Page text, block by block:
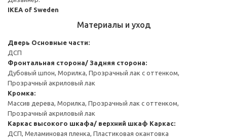
IKEA of Sweden
Материалы и уход
Дверь Основные части:
ДСП
Фронтальная сторона/ Задняя сторона:
Дубовый шпон, Морилка, Прозрачный лак с оттенком,
Прозрачный акриловый лак
Кромка:
Массив дерева, Морилка, Прозрачный лак с оттенком,
Прозрачный акриловый лак
Каркас высокого шкафа/ верхний шкаф Каркас:
ДСП, Меламиновая пленка, Пластиковая окантовка